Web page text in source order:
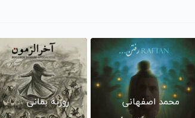
محمد اصفهانی روزبه بمانی